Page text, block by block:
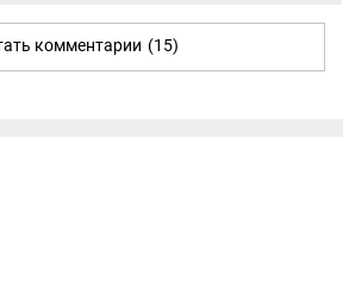
комментарии (15)